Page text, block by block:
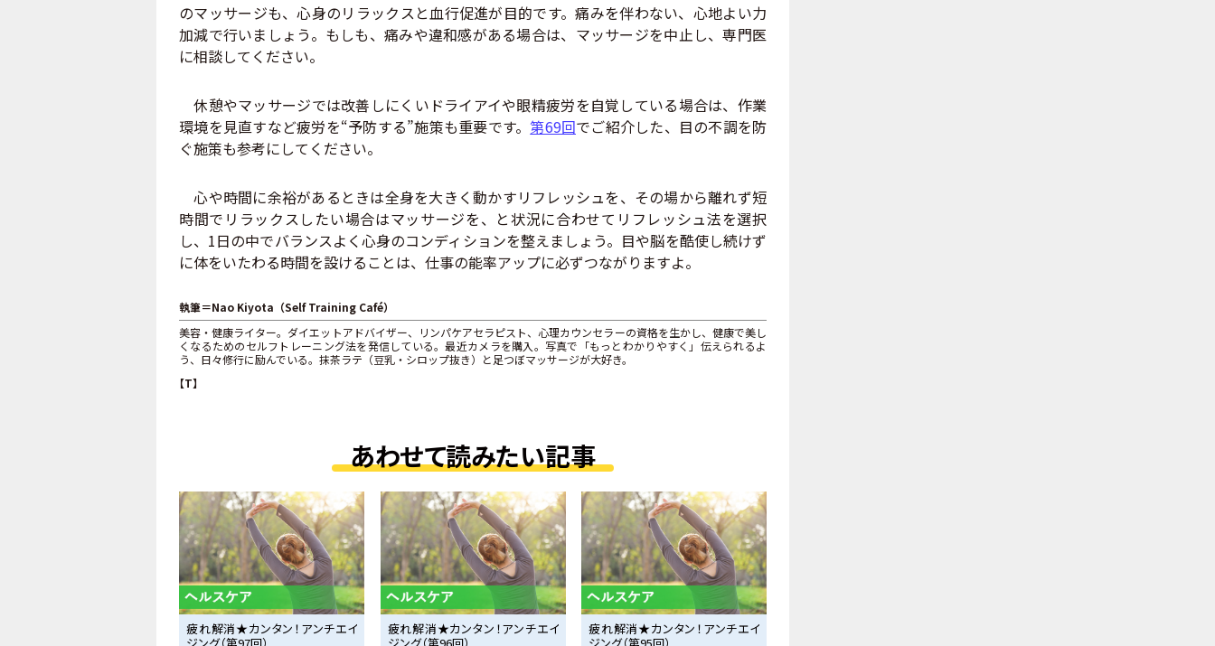
のマッサージも、心身のリラックスと血行促進が目的です。痛みを伴わない、心地よい力
加減で行いましょう。もしも、痛みや違和感がある場合は、マッサージを中止し、専門医
に相談してください。
休憩やマッサージでは改善しにくいドライアイや眼精疲労を自覚している場合は、作業
環境を見直すなど疲労を“予防する”施策も重要です。第69回でご紹介した、目の不調を防
ぐ施策も参考にしてください。
心や時間に余裕があるときは全身を大きく動かすリフレッシュを、その場から離れず短
時間でリラックスしたい場合はマッサージを、と状況に合わせてリフレッシュ法を選択
し、1日の中でバランスよく心身のコンディションを整えましょう。目や脳を酷使し続けず
に体をいたわる時間を設けることは、仕事の能率アップに必ずつながりますよ。
執筆＝Nao Kiyota（Self Training Café）
美容・健康ライター。ダイエットアドバイザー、リンパケアセラピスト、心理カウンセラーの資格を生かし、健康で美し
くなるためのセルフトレーニング法を発信している。最近カメラを購入。写真で「もっとわかりやすく」伝えられるよ
う、日々修行に励んでいる。抹茶ラテ（豆乳・シロップ抜き）と足つぼマッサージが大好き。
【T】
あわせて読みたい記事
疲れ解消★カンタン！アンチエイ
ジング（第97回）
疲れ解消★カンタン！アンチエイ
ジング（第96回）
疲れ解消★カンタン！アンチエイ
ジング（第95回）